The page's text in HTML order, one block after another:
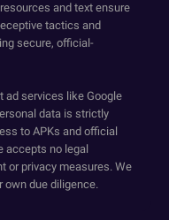
and text ensure
tactics and
secure, official-
ad services like Google
data is strictly
to APKs and official
accepts no legal
or privacy measures. We
own due diligence.